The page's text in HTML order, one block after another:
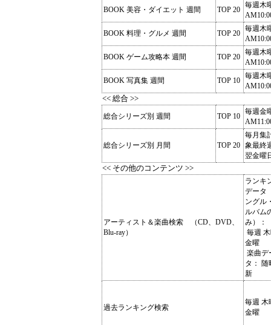
BOOK 美容・ダイエット 週間 TOP 20
毎週木
BOOK 料理・グルメ 週間 TOP 20
毎週木
BOOK ゲーム攻略本 週間 TOP 20
毎週木
BOOK 写真集 週間 TOP 10
毎週木
<< 総合 >>
総合シリーズ別 週間 TOP 10
毎週金
総合シリーズ別 月間 TOP 20
毎月集
象最終
翌金曜
<< その他のコンテンツ >>
アーティスト＆楽曲検索 （CD、DVD、
Blu-ray）
ランキ
データ
ングル
ルバム
み）：
毎週
金曜
楽曲デ
タ： 随
新
過去ランキング検索
毎週 木
金曜